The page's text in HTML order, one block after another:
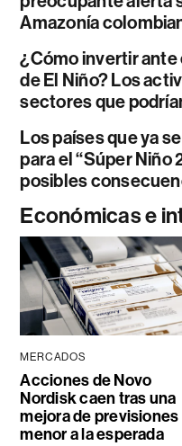
Amazonía
¿Cómo invertir
de El Niño? Los
sectores que
Los países que ya
para el “Súper Niño
posibles
Económicas e
MERCADOS
Acciones de Novo
Nordisk caen tras una
mejora de previsiones
menor a la esperada